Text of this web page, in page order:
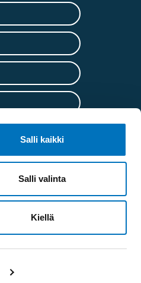
Salli kaikki
Salli valinta
Kiellä